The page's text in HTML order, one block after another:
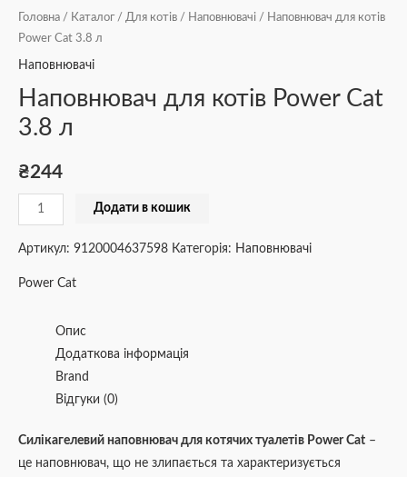
Головна / Каталог / Для котів / Наповнювачі / Наповнювач для котів
Power Cat 3.8 л
Наповнювачі
Наповнювач для котів Power Cat
3.8 л
₴244
Додати в кошик
Артикул: 9120004637598 Категорія: Наповнювачі
Power Cat
Опис
Додаткова інформація
Brand
Відгуки (0)
Силікагелевий наповнювач для котячих туалетів Power Cat –
це наповнювач, що не злипається та характеризується